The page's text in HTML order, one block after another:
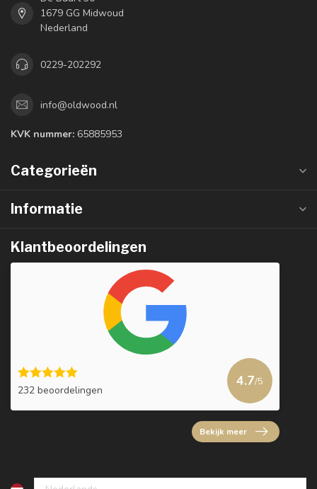
1679 GG Midwoud
Nederland
0229-202292
info@oldwood.nl
KVK nummer: 65885953
Categorieën
Informatie
Klantbeoordelingen
232 beoordelingen
4.7/5
Bekijk meer